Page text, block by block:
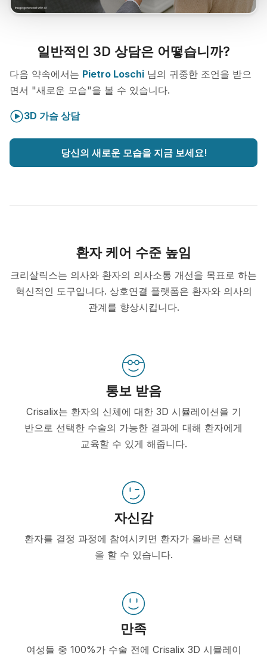
일반적인 3D 상담은 어떻습니까?
다음 약속에서는 Pietro Loschi 님의 귀중한 조언을 받으
면서 "새로운 모습"을 볼 수 있습니다.
3D 가슴 상담
당신의 새로운 모습을 지금 보세요!
환자 케어 수준 높임
크리살릭스는 의사와 환자의 의사소통 개선을 목표로 하는
혁신적인 도구입니다. 상호연결 플랫폼은 환자와 의사의
관계를 향상시킵니다.
통보 받음
Crisalix는 환자의 신체에 대한 3D 시뮬레이션을 기
반으로 선택한 수술의 가능한 결과에 대해 환자에게
교육할 수 있게 해줍니다.
자신감
환자를 결정 과정에 참여시키면 환자가 올바른 선택
을 할 수 있습니다.
만족
여성들 중 100%가 수술 전에 Crisalix 3D 시뮬레이